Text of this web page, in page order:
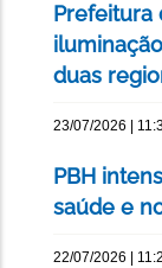
Prefeitura
duas
23/07/2026 |
PBH
saúde e
22/07/2026 |